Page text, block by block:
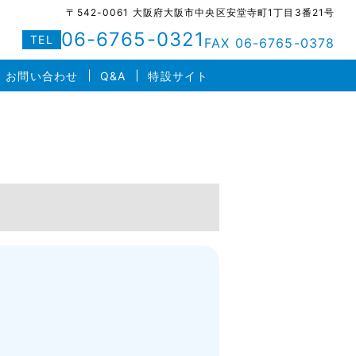
お問い合わせ Q&A 特設サイト
〒542-0061 大阪府大阪市中央区安堂寺町1丁目3番21号
TEL 06-6765-0321 FAX 06-6765-0378